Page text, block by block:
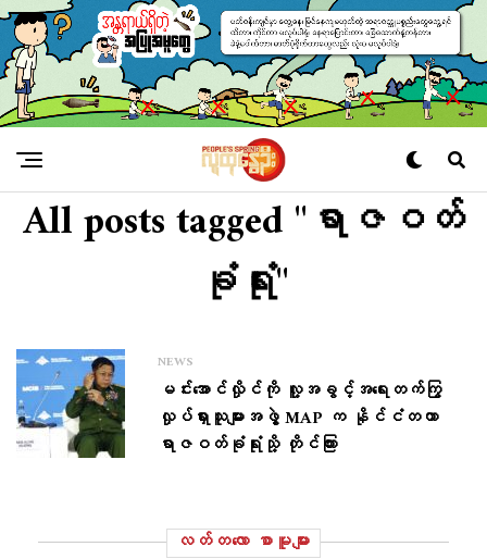
All posts tagged "ရာဇဝတ်
ခုံရုံး"
NEWS
မင်းအောင်လှိုင်ကို လူ့အခွင့်အရေးတက်ကြွ
လှုပ်ရှားသူများအဖွဲ့ MAP က နိုင်ငံတကာ
ရာဇဝတ်ခုံရုံးသို့ တိုင်ကြား
လတ်တ‌လော စာမူများ